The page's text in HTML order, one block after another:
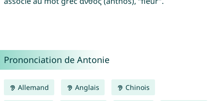
Prononciation de Antonie
Allemand Anglais Chinois